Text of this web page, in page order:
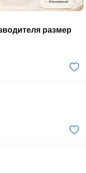
размер